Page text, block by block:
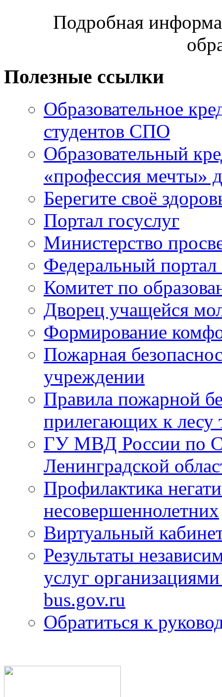
Подробная
Полезные ссылки
Образовательное
студентов СПО
Образовательный
«профессия мечты»
Берегите своё
Портал госуслуг
Министерство
Федеральный портал
Комитет по
Дворец учащейся
Формирование
Пожарная
учреждении
Правила пожарной
прилегающих к лесу
ГУ МВД России по
Ленинградской
Профилактика
несовершеннолетних
Виртуальный
Результаты
услуг
bus.gov.ru
Обратиться к